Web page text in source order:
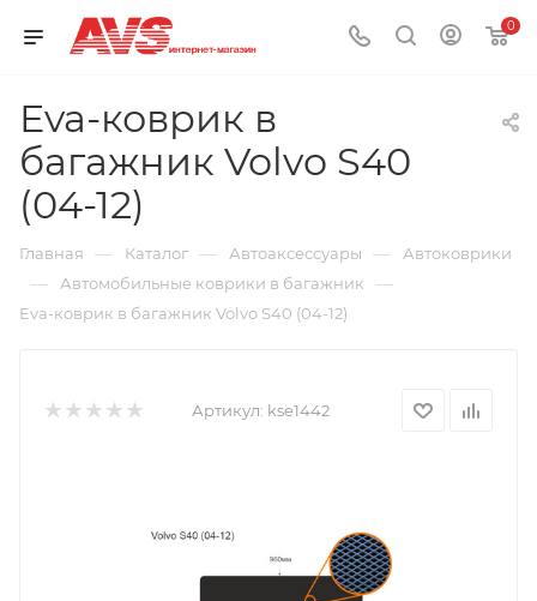
0
Eva-коврик в
багажник Volvo S40
(04-12)
Главная — Каталог — Автоаксессуары — Автоковрики
— Автомобильные коврики в багажник —
Eva-коврик в багажник Volvo S40 (04-12)
Артикул: kse1442